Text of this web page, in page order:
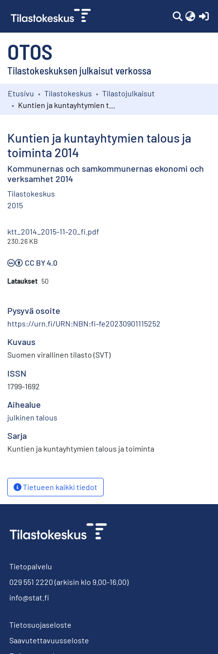
OTOS
Tilastokeskuksen julkaisut verkossa
Kokoelmat
Etusivu Tilastokeskus
Tilastojulkaisut
Kuntien ja kuntayhtymien talous ja
toiminta 2014
Kommunernas och samkommunernas ekonomi och
verksamhet 2014
Tilastokeskus
2015
ktt_2014_2015-11-20_fi.pdf
230.26 KB
CC BY 4.0
Lataukset 50
Pysyvä osoite
https://urn.fi/URN:NBN:fi-fe20230901115252
Kuvaus
Suomen virallinen tilasto (SVT)
ISSN
1799-1692
Aihealue
julkinen talous
Sarja
Kuntien ja kuntayhtymien talous ja toiminta
Tietueen kaikki tiedot
Tietopalvelu
029 551 2220 (arkisin klo 9.00-16.00)
info@stat.fi
Tietosuojaseloste
Saavutettavuusseloste